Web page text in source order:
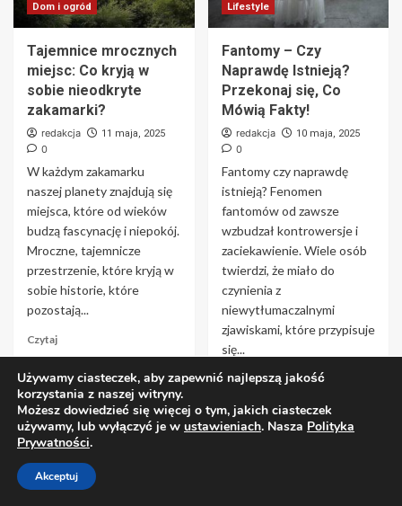
Dom i ogród
Tajemnice mrocznych
miejsc: Co kryją w
sobie nieodkryte
zakamarki?
redakcja 11 maja, 2025
0
W każdym zakamarku
naszej planety znajdują się
miejsca, które od wieków
budzą fascynację i niepokój.
Mroczne, tajemnicze
przestrzenie, które kryją w
sobie historie, które
pozostają...
Czytaj
Lifestyle
Fantomy – Czy
Naprawdę Istnieją?
Przekonaj się, Co
Mówią Fakty!
redakcja 10 maja, 2025
0
Fantomy czy naprawdę
istnieją? Fenomen
fantomów od zawsze
wzbudzał kontrowersje i
zaciekawienie. Wiele osób
twierdzi, że miało do
czynienia z
niewytłumaczalnymi
zjawiskami, które przypisuje
się...
Czytaj
Używamy ciasteczek, aby zapewnić najlepszą jakość
korzystania z naszej witryny.
Możesz dowiedzieć się więcej o tym, jakich ciasteczek
używamy, lub wyłączyć je w ustawieniach. Nasza Polityka
Prywatności.
Akceptuj